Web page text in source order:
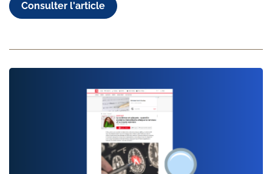
Consulter l'article